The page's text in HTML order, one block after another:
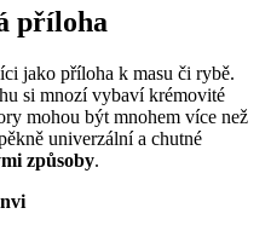
příloha
jako příloha k masu či rybě.
si mnozí vybaví krémovité
mohou být mnohem více než
univerzální a chutné
způsoby.